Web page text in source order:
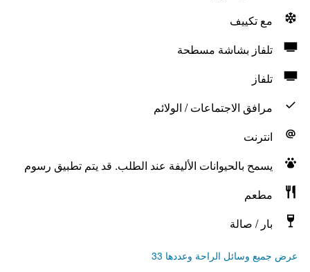
مع تكييف
تلفاز بشاشة مسطحة
تلفاز
مرافق الاجتماعات / الولائم
انترنت
يسمح بالحيوانات الأليفة عند الطلب. قد يتم تطبيق رسوم
مطعم
بار / صالة
عرض جميع وسائل الراحة وعددها 33